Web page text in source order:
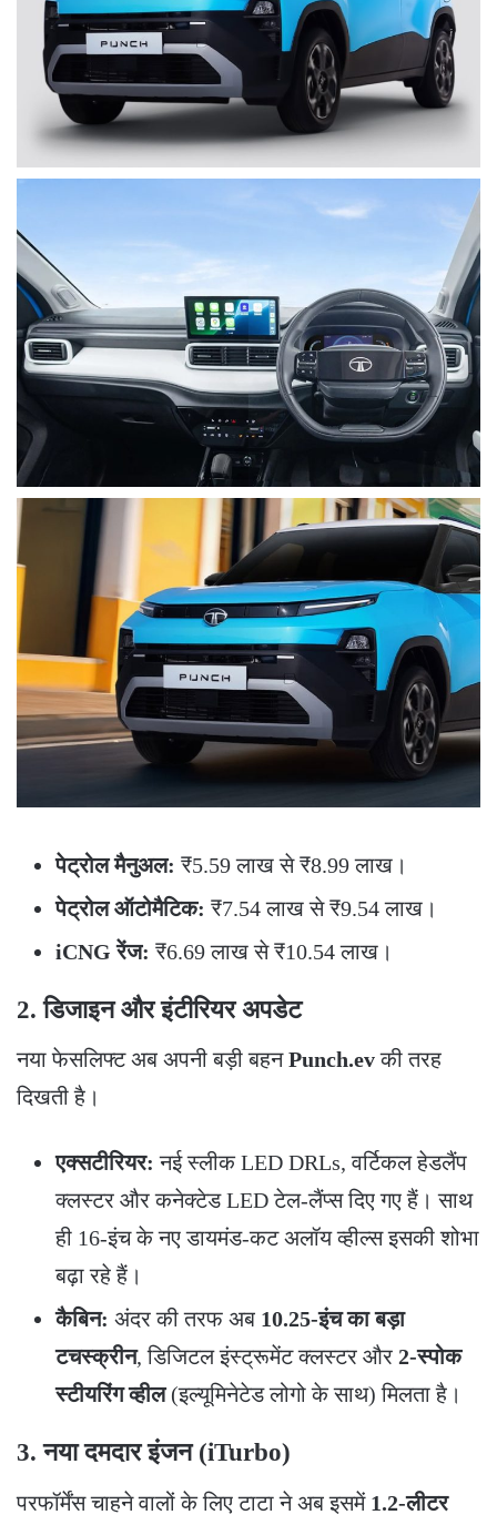
पेट्रोल मैनुअल: ₹5.59 लाख से ₹8.99 लाख।
पेट्रोल ऑटोमैटिक: ₹7.54 लाख से ₹9.54 लाख।
iCNG रेंज: ₹6.69 लाख से ₹10.54 लाख।
2. डिजाइन और इंटीरियर अपडेट
​नया फेसलिफ्ट अब अपनी बड़ी बहनPunch.evकी तरह
दिखती है।
एक्सटीरियर: नई स्लीक LED DRLs, वर्टिकल हेडलैंप
क्लस्टर और कनेक्टेड LED टेल-लैंप्स दिए गए हैं। साथ
ही 16-इंच के नए डायमंड-कट अलॉय व्हील्स इसकी शोभा
बढ़ा रहे हैं।
कैबिन: अंदर की तरफ अब 10.25-इंच का बड़ा
टचस्क्रीन, डिजिटल इंस्ट्रूमेंट क्लस्टर और 2-स्पोक
स्टीयरिंग व्हील(इल्यूमिनेटेड लोगो के साथ) मिलता है।
3. नया दमदार इंजन (iTurbo)
​परफॉर्मेंस चाहने वालों के लिए टाटा ने अब इसमें 1.2-लीटर